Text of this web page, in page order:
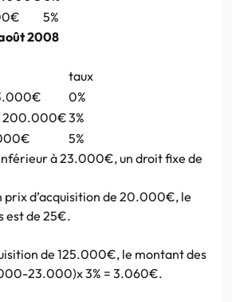
5%
2008
taux
0%
200.000€3%
5%
à 23.000€, un droit fixe de
prix d’acquisition de 20.000€, le
est de 25€.
de 125.000€, le montant des
23.000)x 3% = 3.060€.